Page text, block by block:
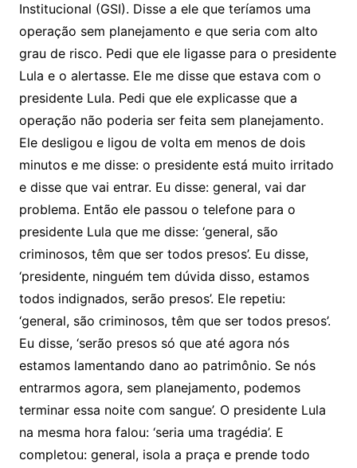
Institucional (GSI). Disse a ele que teríamos uma
operação sem planejamento e que seria com alto
grau de risco. Pedi que ele ligasse para o presidente
Lula e o alertasse. Ele me disse que estava com o
presidente Lula. Pedi que ele explicasse que a
operação não poderia ser feita sem planejamento.
Ele desligou e ligou de volta em menos de dois
minutos e me disse: o presidente está muito irritado
e disse que vai entrar. Eu disse: general, vai dar
problema. Então ele passou o telefone para o
presidente Lula que me disse: ‘general, são
criminosos, têm que ser todos presos’. Eu disse,
‘presidente, ninguém tem dúvida disso, estamos
todos indignados, serão presos’. Ele repetiu:
‘general, são criminosos, têm que ser todos presos’.
Eu disse, ‘serão presos só que até agora nós
estamos lamentando dano ao patrimônio. Se nós
entrarmos agora, sem planejamento, podemos
terminar essa noite com sangue’. O presidente Lula
na mesma hora falou: ‘seria uma tragédia’. E
completou: general, isola a praça e prende todo